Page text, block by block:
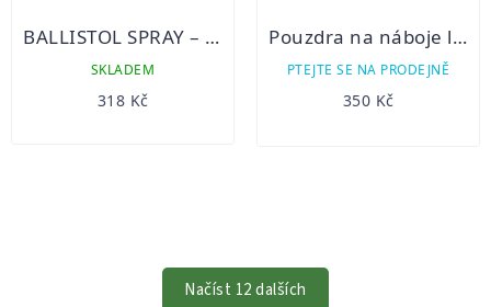
BALLISTOL SPRAY – 350 ML
SKLADEM
318 Kč
Pouzdra na náboje lodenová 3k+2b
PTEJTE SE NA PRODEJNĚ
350 Kč
Načíst 12 dalších